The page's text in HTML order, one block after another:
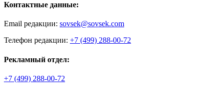
Контактные данные:
Email редакции: sovsek@sovsek.com
Телефон редакции: +7 (499) 288-00-72
Рекламный отдел:
+7 (499) 288-00-72